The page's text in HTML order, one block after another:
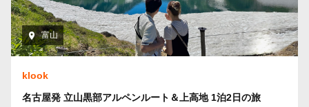
富山
klook
名古屋発 立山黒部アルペンルート＆上高地 1泊2日の旅